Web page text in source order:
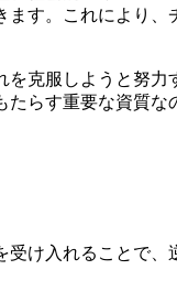
す。これにより
克服しようと努力
らす重要な資質な
け入れることで